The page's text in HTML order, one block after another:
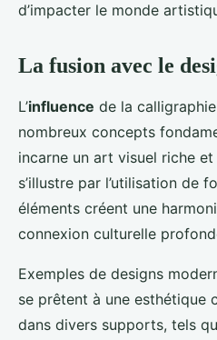
d’impacter le monde
La fusion avec le
L’influence de la
nombreux concepts
incarne un art visuel riche
s’illustre par l’utilisation de
éléments créent une
connexion culturelle
Exemples de designs
se prêtent à une esthétique
dans divers supports, tels